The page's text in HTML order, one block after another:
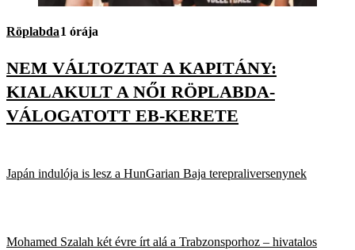
Röplabda1 órája
NEM VÁLTOZTAT A KAPITÁNY:
KIALAKULT A NŐI RÖPLABDA-
VÁLOGATOTT EB-KERETE
Japán indulója is lesz a HunGarian Baja terepraliversenynek
Mohamed Szalah két évre írt alá a Trabzonsporhoz – hivatalos